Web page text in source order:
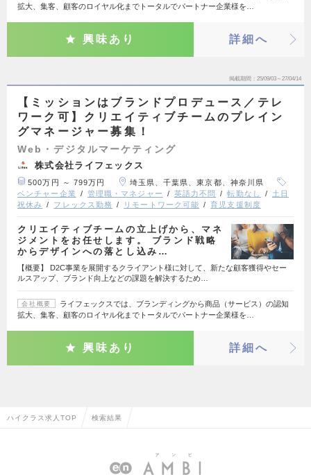
拡大、集客、顧客のロイヤル化までトータルでパートナー企業様を…
興味あり 詳細へ
掲載期間 25/09/03～27/04/14
【ミッションはブランドプロデュース／テレ
ワーク可】クリエイティブチームのプレイン
グマネージャー募集！
Web・デジタルマーケティング
株式会社ライフェックス
500万円 ～ 799万円
埼玉県、千葉県、東京都、神奈川県
ベンチャー企業
管理職・マネジャー 英語力不問 転勤なし
土日
祝休み
フレックス勤務 リモートワーク可能 育児支援制度
クリエイティブチームの立上げから、マネ
ジメントをお任せします。 ブランド戦略
からデザインへの落とし込み…
【概要】 D2C事業を展開するクライアント様に対して、新たな顧客獲得やセー
ルスアップ、ブランド向上などの課題を解決するため…
会社概要
ライフェックスでは、ブランディングから商品（サービス）の認知
拡大、集客、顧客のロイヤル化までトータルでパートナー企業様を…
興味あり 詳細へ
ハイクラス求人TOP 検索結果